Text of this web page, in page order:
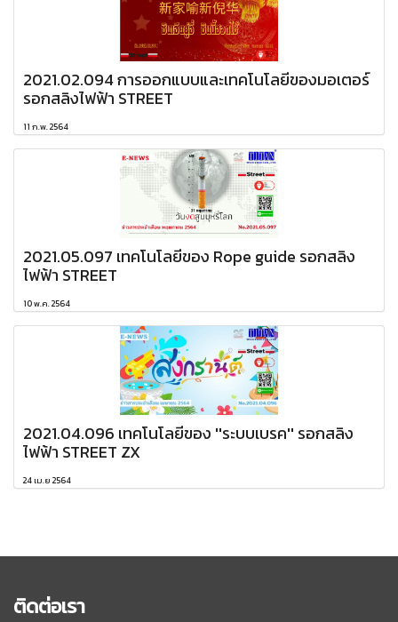
2021.02.094 การออกแบบและเทคโนโลยีของมอเตอร์
รอกสลิงไฟฟ้า STREET
11 ก.พ. 2564
2021.05.097 เทคโนโลยีของ Rope guide รอกสลิง
ไฟฟ้า STREET
10 พ.ค. 2564
2021.04.096 เทคโนโลยีของ ''ระบบเบรค'' รอกสลิง
ไฟฟ้า STREET ZX
24 เม.ย 2564
ติดต่อเรา